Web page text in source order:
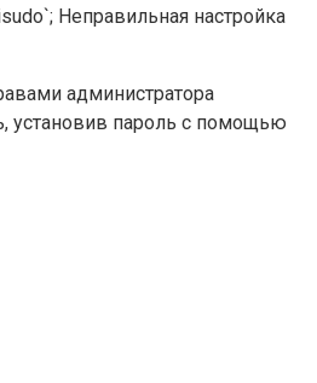
Неправильная настройка
администратора
установив пароль с помощью